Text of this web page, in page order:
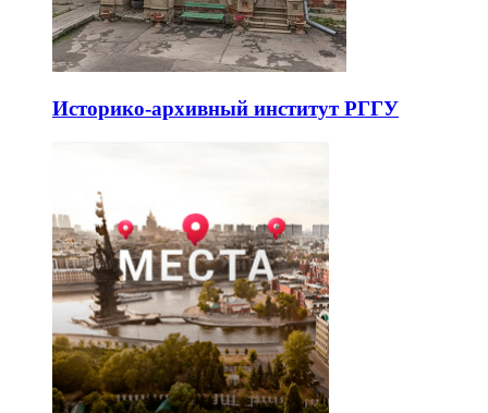
Историко-архивный институт РГГУ